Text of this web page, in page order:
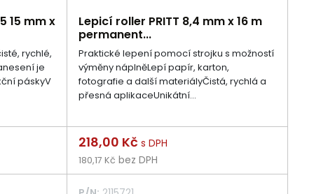
15 mm x
rychlé,
je
páskyV
Lepicí roller PRITT 8,4 mm x 16 m
permanent...
Praktické lepení pomocí strojku s možností
výměny náplněLepí papír, karton,
fotografie a další materiályČistá, rychlá a
přesná aplikaceUnikátní...
Cena
218,00 Kčs DPH
180,17 Kč bez DPH